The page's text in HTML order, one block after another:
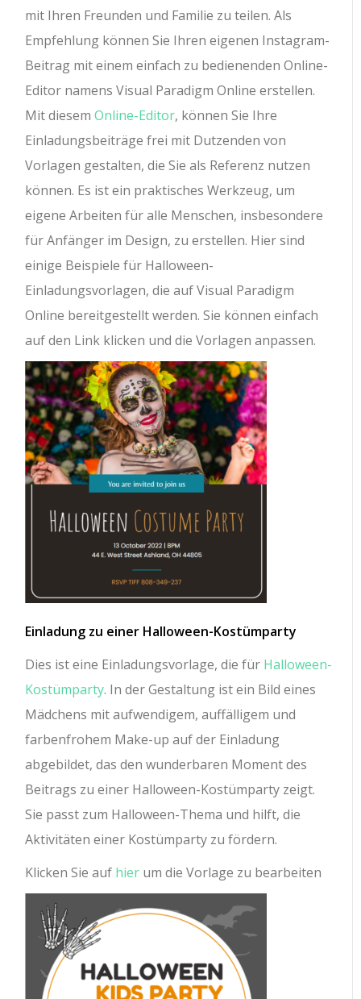
mit Ihren Freunden und Familie zu teilen. Als
Empfehlung können Sie Ihren eigenen Instagram-
Beitrag mit einem einfach zu bedienenden Online-
Editor namens Visual Paradigm Online erstellen.
Mit diesemOnline-Editor, können Sie Ihre
Einladungsbeiträge frei mit Dutzenden von
Vorlagen gestalten, die Sie als Referenz nutzen
können. Es ist ein praktisches Werkzeug, um
eigene Arbeiten für alle Menschen, insbesondere
für Anfänger im Design, zu erstellen. Hier sind
einige Beispiele für Halloween-
Einladungsvorlagen, die auf Visual Paradigm
Online bereitgestellt werden. Sie können einfach
auf den Link klicken und die Vorlagen anpassen.
Einladung zu einer Halloween-Kostümparty
Dies ist eine Einladungsvorlage, die für Halloween-
Kostümparty. In der Gestaltung ist ein Bild eines
Mädchens mit aufwendigem, auffälligem und
farbenfrohem Make-up auf der Einladung
abgebildet, das den wunderbaren Moment des
Beitrags zu einer Halloween-Kostümparty zeigt.
Sie passt zum Halloween-Thema und hilft, die
Aktivitäten einer Kostümparty zu fördern.
Klicken Sie auf hier um die Vorlage zu bearbeiten